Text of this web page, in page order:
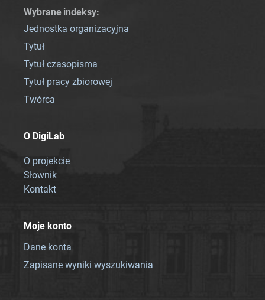
Wybrane indeksy:
Jednostka organizacyjna
Tytuł
Tytuł czasopisma
Tytuł pracy zbiorowej
Twórca
O DigiLab
O projekcie
Słownik
Kontakt
Moje konto
Dane konta
Zapisane wyniki wyszukiwania